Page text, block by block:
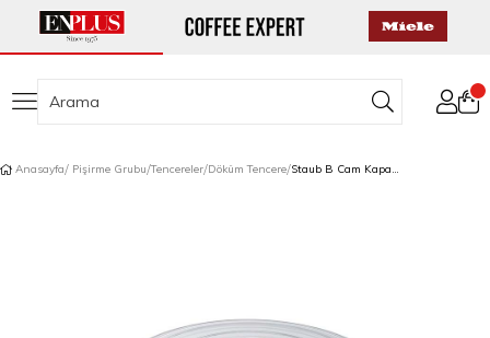
Anasayfa Pişirme Grubu Tencereler Döküm Tencere Staub B Cam Kapaklı Döküm Tencere Yuvarlak 24 cm Kiraz